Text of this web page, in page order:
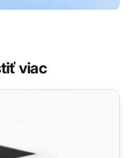
viac